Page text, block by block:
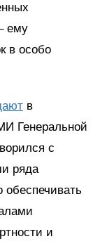
ему
в особо
в
Генеральной
с
ряда
обеспечивать
и